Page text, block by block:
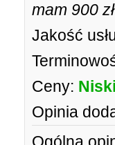
mam 900
Jakość
Ceny:
Opinia